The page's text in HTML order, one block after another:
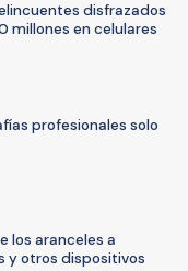
disfrazados
millones en celulares
profesionales solo
los aranceles a
y otros dispositivos